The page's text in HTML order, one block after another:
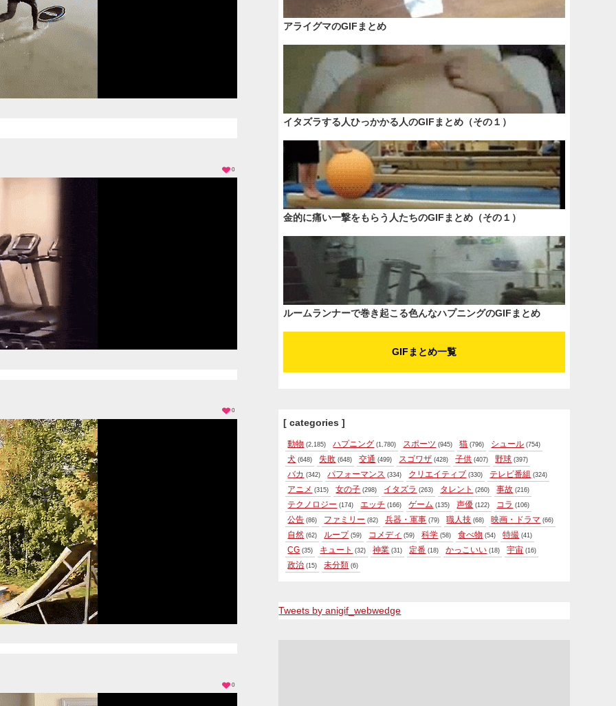
0
0
0
アライグマのGIFまとめ
イタズラする人ひっかかる人のGIFまとめ（その１）
金的に痛い一撃をもらう人たちのGIFまとめ（その１）
ルームランナーで巻き起こる色んなハプニングのGIFまとめ
GIFまとめ一覧
[ categories ]
動物 (2,185) ハプニング (1,780) スポーツ (945) 猫 (796) シュール (754)
犬 (648) 失敗 (648) 交通 (499) スゴワザ (428) 子供 (407) 野球 (397)
バカ (342) パフォーマンス (334) クリエイティブ (330) テレビ番組 (324)
アニメ (315) 女の子 (298) イタズラ (263) タレント (260) 事故 (216)
テクノロジー (174) エッチ (166) ゲーム (135) 声優 (122) コラ (106)
公告 (86) ファミリー (82) 兵器・軍事 (79) 職人技 (68) 映画・ドラマ (66)
自然 (62) ループ (59) コメディ (59) 科学 (58) 食べ物 (54) 特撮 (41)
CG (35) キュート (32) 神業 (31) 定番 (18) かっこいい (18) 宇宙 (16)
政治 (15) 未分類 (6)
Tweets by anigif_webwedge